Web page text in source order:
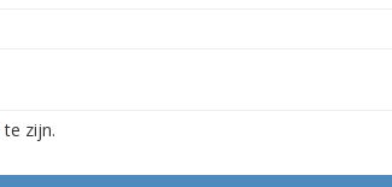
te zijn.